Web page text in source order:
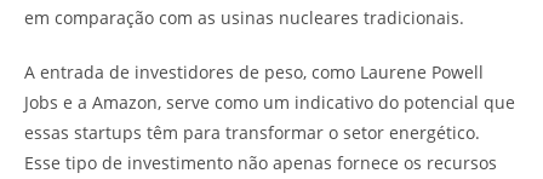
em comparação com as usinas nucleares tradicionais.
A entrada de investidores de peso, como Laurene Powell
Jobs e a Amazon, serve como um indicativo do potencial que
essas startups têm para transformar o setor energético.
Esse tipo de investimento não apenas fornece os recursos